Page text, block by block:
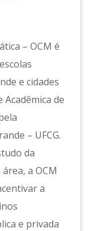
– OCM é
e cidades
de
– UFCG.
da
a OCM
a
e privada